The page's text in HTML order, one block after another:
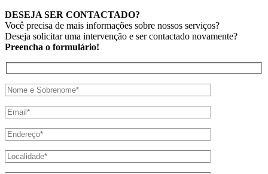
DESEJA SER CONTACTADO?
Você precisa de mais informações sobre nossos serviços?
Deseja solicitar uma intervenção e ser contactado novamente?
Preencha o formulário!